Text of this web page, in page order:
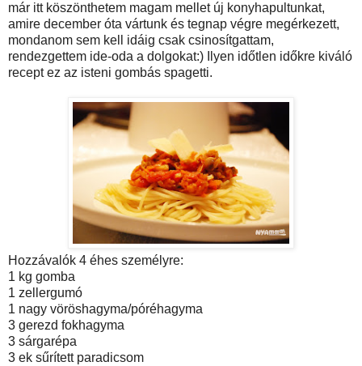
már itt köszönthetem magam mellet új konyhapultunkat,
amire december óta vártunk és tegnap végre megérkezett,
mondanom sem kell idáig csak csinosítgattam,
rendezgettem ide-oda a dolgokat:) Ilyen időtlen időkre kiváló
recept ez az isteni gombás spagetti.
Hozzávalók 4 éhes személyre:
1 kg gomba
1 zellergumó
1 nagy vöröshagyma/póréhagyma
3 gerezd fokhagyma
3 sárgarépa
3 ek sűrített paradicsom